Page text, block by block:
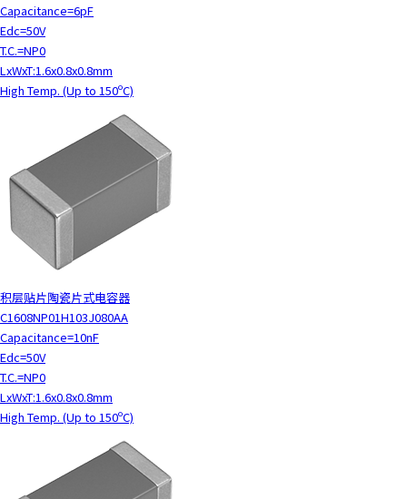
Capacitance=6pF
Edc=50V
T.C.=NP0
LxWxT:1.6x0.8x0.8mm
High Temp. (Up to 150ºC)
积层贴片陶瓷片式电容器
C1608NP01H103J080AA
Capacitance=10nF
Edc=50V
T.C.=NP0
LxWxT:1.6x0.8x0.8mm
High Temp. (Up to 150ºC)